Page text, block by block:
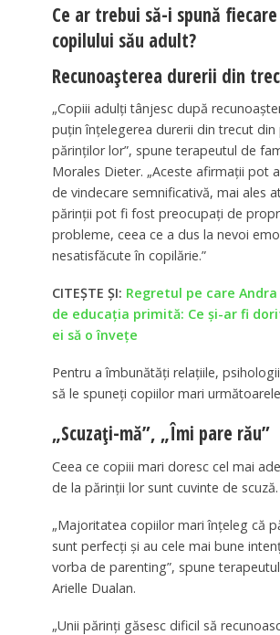
Ce ar trebui să-i spună
copilului său adult?
Recunoașterea durerii din
„Copiii adulți tânjesc după
puțin înțelegerea durerii din trecut din
părinților lor”, spune terapeutul de
Morales Dieter. „Aceste afirmații pot
de vindecare semnificativă, mai ales
părinții pot fi fost preocupați de
probleme, ceea ce a dus la nevoi
nesatisfăcute în copilărie.”
CITEȘTE ȘI: Regretul pe care
de educația primită: Ce și-ar fi
ei să o învețe
Pentru a îmbunătăți relațiile,
să le spuneți copiilor mari
„Scuzați-mă”, „Îmi pare rău”
Ceea ce copiii mari doresc cel mai
de la părinții lor sunt cuvinte de scuză.
„Majoritatea copiilor mari înțeleg că
sunt perfecți și au cele mai bune
vorba de parenting”, spune
Arielle Dualan.
„Unii părinți găsesc dificil să